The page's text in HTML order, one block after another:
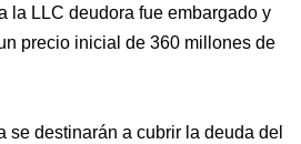
la LLC deudora fue embargado y
precio inicial de 360 millones de
se destinarán a cubrir la deuda del